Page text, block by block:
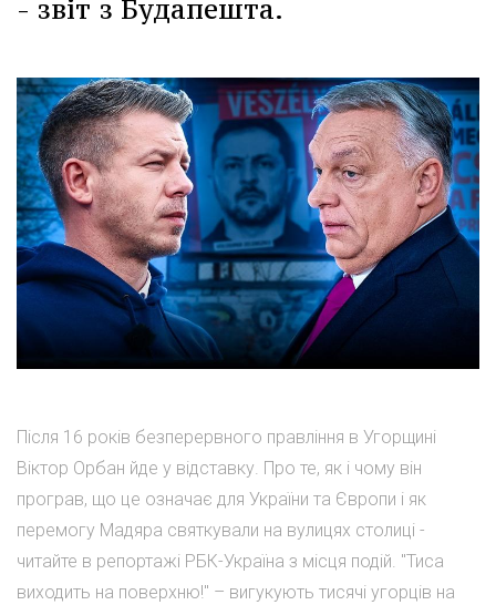
- звіт з Будапешта.
Після 16 років безперервного правління в Угорщині
Віктор Орбан йде у відставку. Про те, як і чому він
програв, що це означає для України та Європи і як
перемогу Мадяра святкували на вулицях столиці -
читайте в репортажі РБК-Україна з місця подій. "Тиса
виходить на поверхню!" – вигукують тисячі угорців на